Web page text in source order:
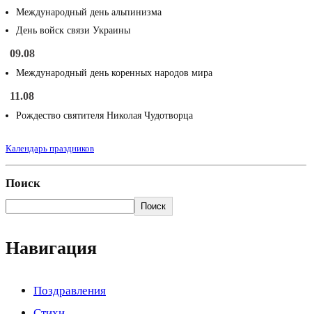
Международный день альпинизма
День войск связи Украины
09.08
Международный день коренных народов мира
11.08
Рождество святителя Николая Чудотворца
Календарь праздников
Поиск
Поиск
Навигация
Поздравления